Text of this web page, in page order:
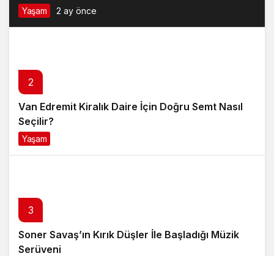
Yaşam 2 ay önce
2
Van Edremit Kiralık Daire İçin Doğru Semt Nasıl
Seçilir?
Yaşam
3
Soner Savaş’ın Kırık Düşler İle Başladığı Müzik
Serüveni